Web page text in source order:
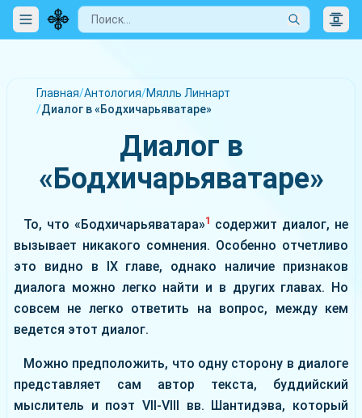
Главная/Антология/Мялль Линнарт
/Диалог в «Бодхичарьяватаре»
Диалог в
«Бодхичарьяватаре»
То, что «Бодхичарьяватара»1
содержит диалог, не
вызывает никакого сомнения. Особенно отчетливо
это видно в ІХ главе, однако наличие признаков
диалога можно легко найти и в других главах. Но
совсем не легко ответить на вопрос, между кем
ведется этот диалог.
Можно предположить, что одну сторону в диалоге
представляет сам автор текста, буддийский
мыслитель и поэт VII-VIII вв. Шантидэва, который